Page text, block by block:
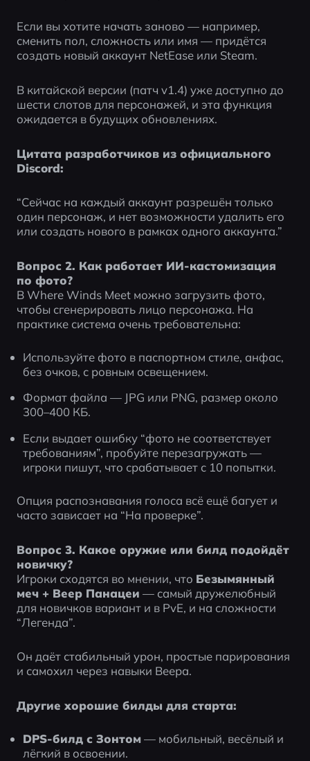
Если вы хотите начать заново — например,
сменить пол, сложность или имя — придётся
создать новый аккаунт NetEase или Steam.
В китайской версии (патч v1.4) уже доступно до
шести слотов для персонажей, и эта функция
ожидается в будущих обновлениях.
Цитата разработчиков из официального
Discord:
“Сейчас на каждый аккаунт разрешён только
один персонаж, и нет возможности удалить его
или создать нового в рамках одного аккаунта.”
Вопрос 2. Как работает ИИ-кастомизация
по фото?
В Where Winds Meet можно загрузить фото,
чтобы сгенерировать лицо персонажа. На
практике система очень требовательна:
Используйте фото в паспортном стиле, анфас,
без очков, с ровным освещением.
Формат файла — JPG или PNG, размер около
300–400 КБ.
Если выдает ошибку “фото не соответствует
требованиям”, пробуйте перезагружать —
игроки пишут, что срабатывает с 10 попытки.
Опция распознавания голоса всё ещё багует и
часто зависает на “На проверке”.
Вопрос 3. Какое оружие или билд подойдёт
новичку?
Игроки сходятся во мнении, что Безымянный
меч + Веер Панацеи — самый дружелюбный
для новичков вариант и в PvE, и на сложности
“Легенда”.
Он даёт стабильный урон, простые парирования
и самохил через навыки Веера.
Другие хорошие билды для старта:
DPS-билд с Зонтом — мобильный, весёлый и
лёгкий в освоении.